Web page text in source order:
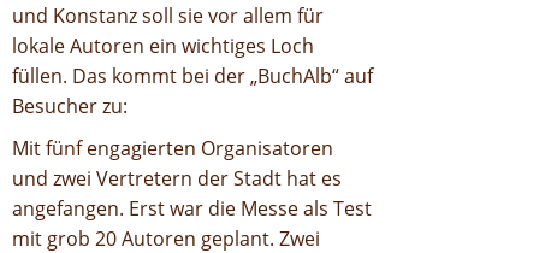
und Konstanz soll sie vor allem für
lokale Autoren ein wichtiges Loch
füllen. Das kommt bei der „BuchAlb“ auf
Besucher zu:
Mit fünf engagierten Organisatoren
und zwei Vertretern der Stadt hat es
angefangen. Erst war die Messe als Test
mit grob 20 Autoren geplant. Zwei